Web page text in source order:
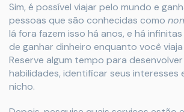
Sim, é possível viajar pelo mundo e
pessoas que são conhecidas como
lá fora fazem isso há anos, e há
de ganhar dinheiro enquanto você
Reserve algum tempo para
habilidades, identificar seus interesses
nicho.